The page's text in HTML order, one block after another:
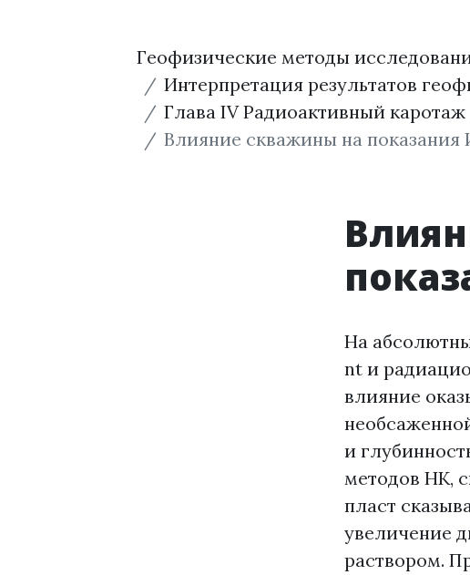
Геофизические методы
Интерпретация результатов
Глава IV Радиоактивный каротаж
Влияние скважины на показания
На
nt и
влияние
и
методов НК,
пласт
увеличение
раствором.